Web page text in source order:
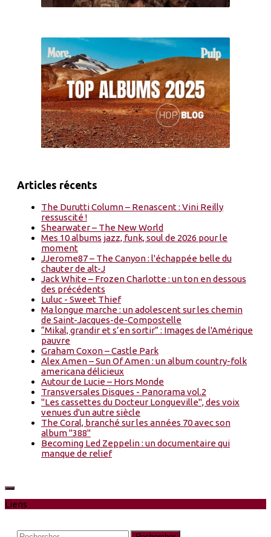
Articles récents
The Durutti Column – Renascent : Vini Reilly
ressuscité !
Shearwater – The New World
Mes 10 albums jazz, funk, soul de 2026 pour le
moment
JJerome87 – The Canyon : l'échappée belle du
chauter de alt-J
Jack White – Frozen Charlotte : un ton en dessous
des précédents
Luluc - Sweet Thief
Ma longue marche : un adolescent sur les chemin
de Saint-Jacques-de-Compostelle
“Mikal, grandir et s’en sortir” : Images de l'Amérique
pauvre
Graham Coxon – Castle Park
Alex Amen – Sun Of Amen : un album country-folk
americana délicieux
Autour de Lucie – Hors Monde
Transversales Disques - Panorama vol.2
"Les cassettes du Docteur Longueville", des voix
venues d'un autre siècle
The Coral, branché sur les années 70 avec son
album "388"
Becoming Led Zeppelin : un documentaire qui
manque de relief
Liens
Rechercher :